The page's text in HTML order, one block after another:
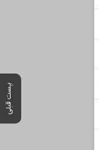
پست قبلی